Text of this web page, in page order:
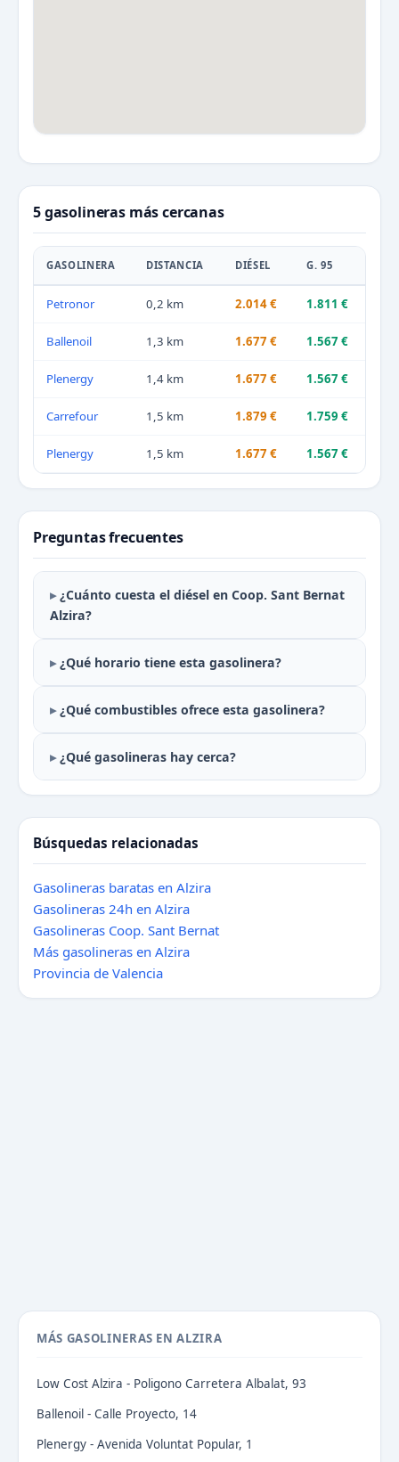
5 gasolineras más cercanas
GASOLINERA DISTANCIA DIÉSEL G. 95
Petronor 0,2 km 2.014 € 1.811 €
Ballenoil 1,3 km 1.677 € 1.567 €
Plenergy 1,4 km 1.677 € 1.567 €
Carrefour 1,5 km 1.879 € 1.759 €
Plenergy 1,5 km 1.677 € 1.567 €
Preguntas frecuentes
¿Cuánto cuesta el diésel en Coop. Sant Bernat
Alzira?
¿Qué horario tiene esta gasolinera?
¿Qué combustibles ofrece esta gasolinera?
¿Qué gasolineras hay cerca?
Búsquedas relacionadas
Gasolineras baratas en Alzira
Gasolineras 24h en Alzira
Gasolineras Coop. Sant Bernat
Más gasolineras en Alzira
Provincia de Valencia
MÁS GASOLINERAS EN ALZIRA
Low Cost Alzira - Poligono Carretera Albalat, 93
Ballenoil - Calle Proyecto, 14
Plenergy - Avenida Voluntat Popular, 1